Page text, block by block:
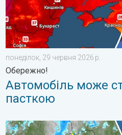
понеділок, 29 червня 2026 р.
Обережно!
Автомобіль може
пасткою
Цього тижня в Україні буде